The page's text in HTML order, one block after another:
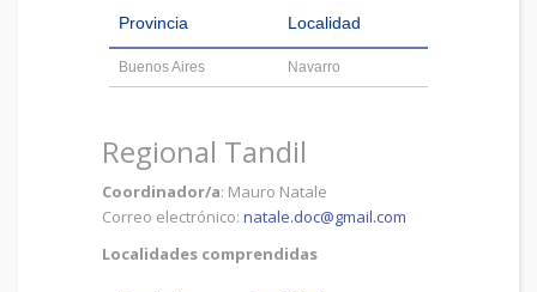
Provincia Localidad
Buenos Aires Navarro
Regional Tandil
Coordinador/a: Mauro Natale
Correo electrónico: natale.doc@gmail.com
Localidades comprendidas